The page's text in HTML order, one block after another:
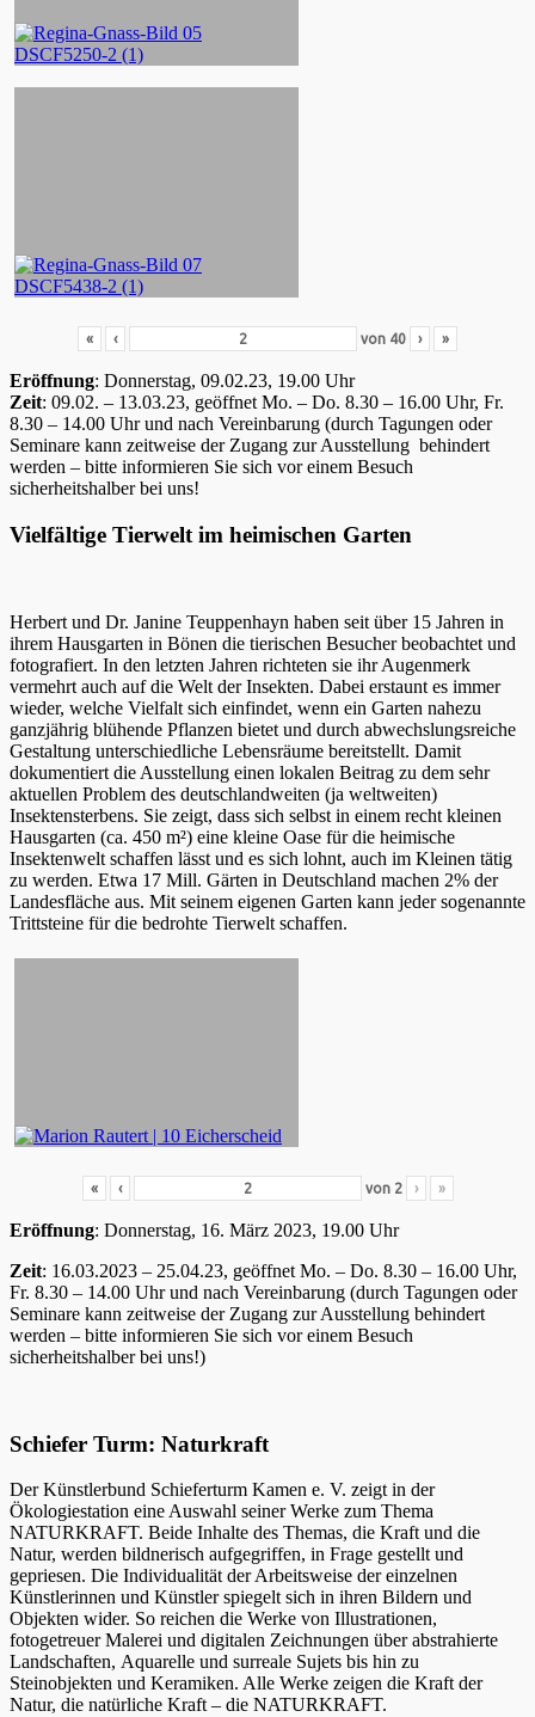
« ‹ von 40 › »
Eröffnung: Donnerstag, 09.02.23, 19.00 Uhr
Zeit: 09.02. – 13.03.23, geöffnet Mo. – Do. 8.30 – 16.00 Uhr, Fr.
8.30 – 14.00 Uhr und nach Vereinbarung (durch Tagungen oder
Seminare kann zeitweise der Zugang zur Ausstellung behindert
werden – bitte informieren Sie sich vor einem Besuch
sicherheitshalber bei uns!
Vielfältige Tierwelt im heimischen Garten
Herbert und Dr. Janine Teuppenhayn haben seit über 15 Jahren in
ihrem Hausgarten in Bönen die tierischen Besucher beobachtet und
fotografiert. In den letzten Jahren richteten sie ihr Augenmerk
vermehrt auch auf die Welt der Insekten. Dabei erstaunt es immer
wieder, welche Vielfalt sich einfindet, wenn ein Garten nahezu
ganzjährig blühende Pflanzen bietet und durch abwechslungsreiche
Gestaltung unterschiedliche Lebensräume bereitstellt. Damit
dokumentiert die Ausstellung einen lokalen Beitrag zu dem sehr
aktuellen Problem des deutschlandweiten (ja weltweiten)
Insektensterbens. Sie zeigt, dass sich selbst in einem recht kleinen
Hausgarten (ca. 450 m²) eine kleine Oase für die heimische
Insektenwelt schaffen lässt und es sich lohnt, auch im Kleinen tätig
zu werden. Etwa 17 Mill. Gärten in Deutschland machen 2% der
Landesfläche aus. Mit seinem eigenen Garten kann jeder sogenannte
Trittsteine für die bedrohte Tierwelt schaffen.
« ‹ von 2 › »
Eröffnung: Donnerstag, 16. März 2023, 19.00 Uhr
Zeit: 16.03.2023 – 25.04.23, geöffnet Mo. – Do. 8.30 – 16.00 Uhr,
Fr. 8.30 – 14.00 Uhr und nach Vereinbarung (durch Tagungen oder
Seminare kann zeitweise der Zugang zur Ausstellung behindert
werden – bitte informieren Sie sich vor einem Besuch
sicherheitshalber bei uns!)
Schiefer Turm: Naturkraft
Der Künstlerbund Schieferturm Kamen e. V. zeigt in der
Ökologiestation eine Auswahl seiner Werke zum Thema
NATURKRAFT. Beide Inhalte des Themas, die Kraft und die
Natur, werden bildnerisch aufgegriffen, in Frage gestellt und
gepriesen. Die Individualität der Arbeitsweise der einzelnen
Künstlerinnen und Künstler spiegelt sich in ihren Bildern und
Objekten wider. So reichen die Werke von Illustrationen,
fotogetreuer Malerei und digitalen Zeichnungen über abstrahierte
Landschaften, Aquarelle und surreale Sujets bis hin zu
Steinobjekten und Keramiken. Alle Werke zeigen die Kraft der
Natur, die natürliche Kraft – die NATURKRAFT.